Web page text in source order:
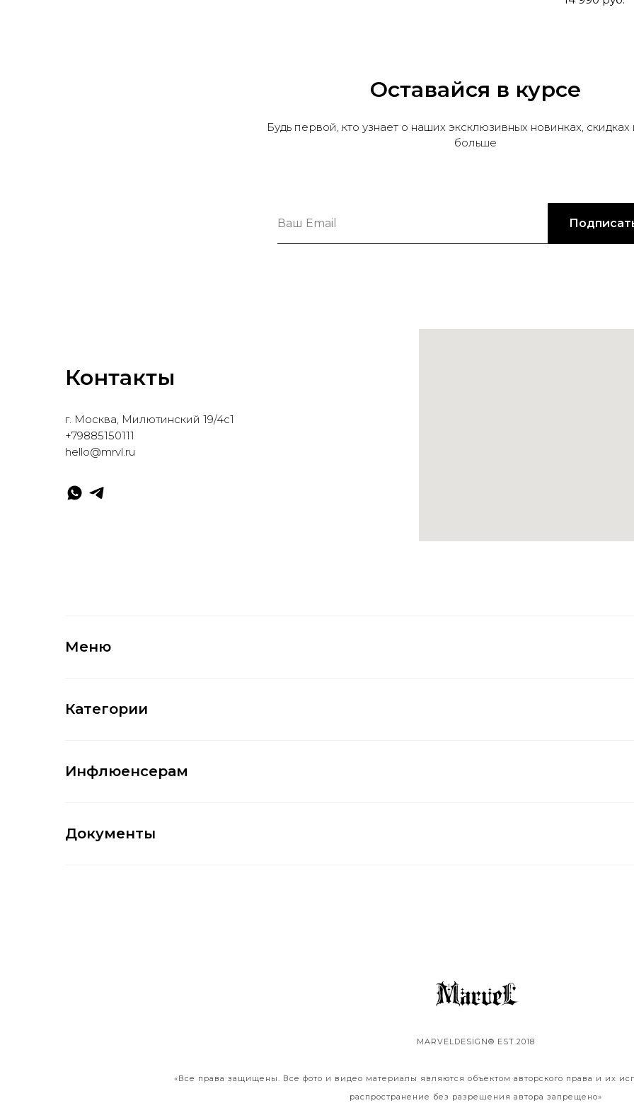
Оставайся в курсе
Будь первой, кто узнает о наших эксклюзивных новинках, скидках
больше
Контакты
г. Москва, Милютинский 19/4с1
+79885150111
hello@mrvl.ru
Меню
Категории
Инфлюенсерам
Документы
MARVELDESIGN® EST.2018
«Все права защищены. Все фото и видео материалы являются объектом авторского права и их
распространение без разрешения автора запрещено»